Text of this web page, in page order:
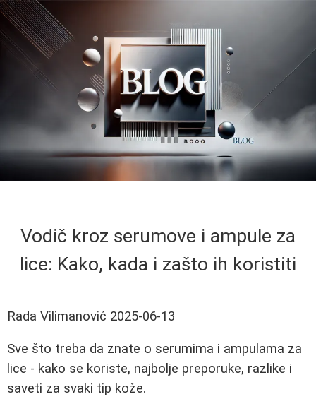
Vodič kroz serumove i ampule za
lice: Kako, kada i zašto ih koristiti
Rada Vilimanović 2025-06-13
Sve što treba da znate o serumima i ampulama za
lice - kako se koriste, najbolje preporuke, razlike i
saveti za svaki tip kože.